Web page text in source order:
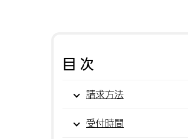
目次
請求方法
受付時間